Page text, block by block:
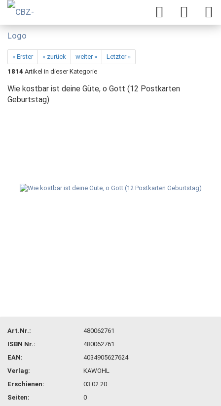
« Erster « zurück weiter »
Letzter »
1814 Artikel in dieser Kategorie
Wie kostbar ist deine Güte, o Gott (12 Postkarten
Geburtstag)
Art.Nr.:
480062761
ISBN Nr.:
480062761
EAN:
4034905627624
Verlag:
KAWOHL
Erschienen:
03.02.20
Seiten:
0